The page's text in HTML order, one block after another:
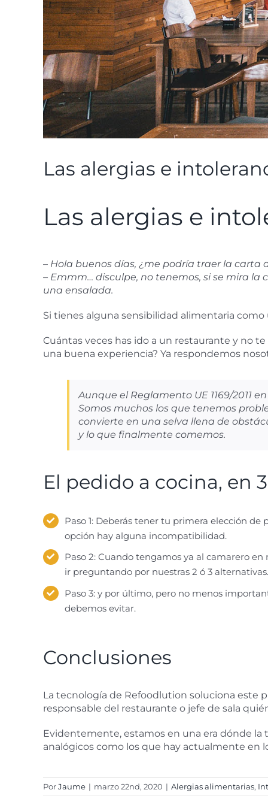
Las alergias e
Las alergias e
– Hola buenos días, ¿me podría traer la carta
– Emmm… disculpe, no tenemos, si se mira
una ensalada.
Si tienes alguna sensibilidad alimentaria
Cuántas veces has ido a un restaurante y no
una buena experiencia? Ya respondemos
Aunque el Reglamento UE 1169/2011
Somos muchos los que tenemos
convierte en una selva llena de
y lo que finalmente comemos.
El pedido a cocina, en
Paso 1: Deberás tener tu primera elección
opción hay alguna incompatibilidad.
Paso 2: Cuando tengamos ya al camarero
ir preguntando por nuestras 2 ó 3
Paso 3: y por último, pero no menos
debemos evitar.
Conclusiones
La tecnología de Refoodlution soluciona este
responsable del restaurante o jefe de sala
Evidentemente, estamos en una era dónde la
analógicos como los que hay actualmente en
PorJaume | marzo 22nd, 2020 | Alergias alimentarias,